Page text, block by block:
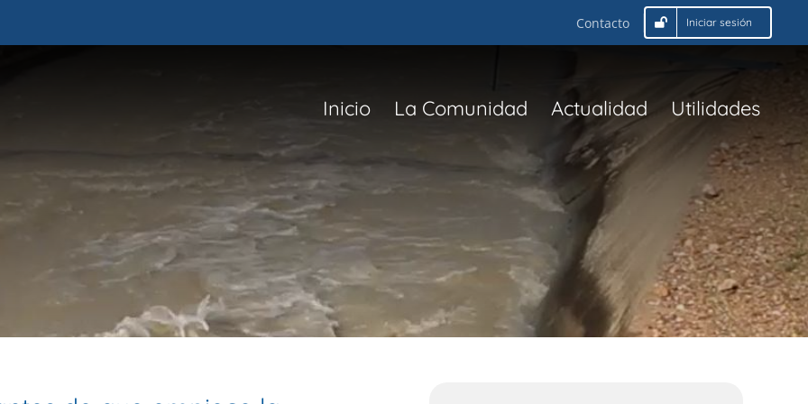
Contacto Iniciar sesión
Inicio La Comunidad Actualidad Utilidades